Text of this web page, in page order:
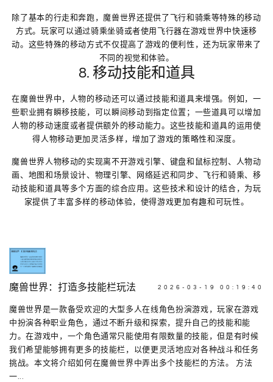
除了基本的行走和奔跑，魔兽世界还提供了飞行和骑乘等特殊的移动
方式。玩家可以通过骑乘坐骑或者使用飞行器在游戏世界中快速移
动。这些特殊的移动方式不仅提高了游戏的便利性，还为玩家带来了
不同的视觉和体验。
8. 移动技能和道具
在魔兽世界中，人物的移动还可以通过技能和道具来增强。例如，一
些职业拥有瞬移技能，可以瞬间移动到指定位置；一些道具可以增加
人物的移动速度或者提供额外的移动能力。这些技能和道具的运用使
得人物移动更加灵活多样，增加了游戏的策略性和深度。
魔兽世界人物移动的实现离不开游戏引擎、键盘和鼠标控制、人物动
画、地图和场景设计、物理引擎、网络延迟和同步、飞行和骑乘、移
动技能和道具等多个方面的综合应用。这些技术和设计的结合，为玩
家提供了丰富多样的移动体验，使得游戏更加有趣和可玩性。
魔兽世界：打造多技能栏玩法 2026-03-19 00:19:40
魔兽世界是一款备受欢迎的大型多人在线角色扮演游戏，玩家在游戏
中扮演各种职业角色，通过不断升级和探索，提升自己的技能和能
力。在游戏中，一个角色通常只能使用有限数量的技能，但是有时候
我们希望能够拥有更多的技能栏，以便更灵活地应对各种战斗和任务
挑战。本文将介绍如何在魔兽世界中弄出多个技能栏的方法。 方法
一...